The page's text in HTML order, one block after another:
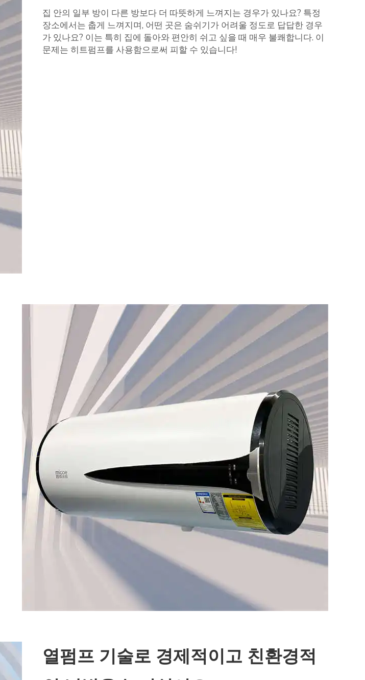
집 안의 일부 방이 다른 방보다 더 따뜻하게 느껴지는 경우가 있나요? 특정
장소에서는 춥게 느껴지며, 어떤 곳은 숨쉬기가 어려울 정도로 답답한 경우
가 있나요? 이는 특히 집에 돌아와 편안히 쉬고 싶을 때 매우 불쾌합니다. 이
문제는 히트펌프를 사용함으로써 피할 수 있습니다!
열펌프 기술로 경제적이고 친환경적